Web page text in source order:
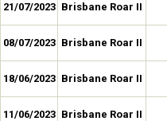
21/07/2023 Brisbane Roar II
08/07/2023 Brisbane Roar II
18/06/2023 Brisbane Roar II
11/06/2023 Brisbane Roar II